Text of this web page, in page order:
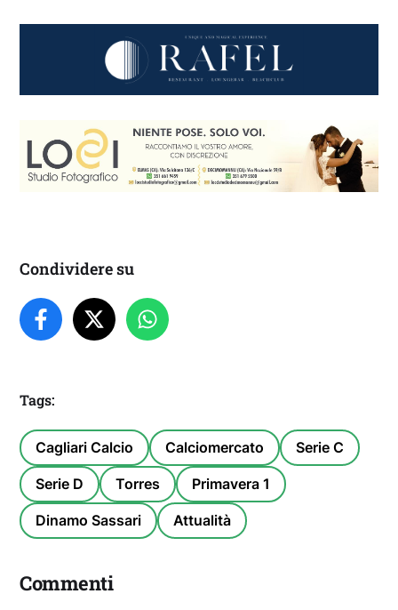
Condividere su
Tags:
Cagliari Calcio Calciomercato Serie C
Serie D Torres Primavera 1
Dinamo Sassari Attualità
Commenti